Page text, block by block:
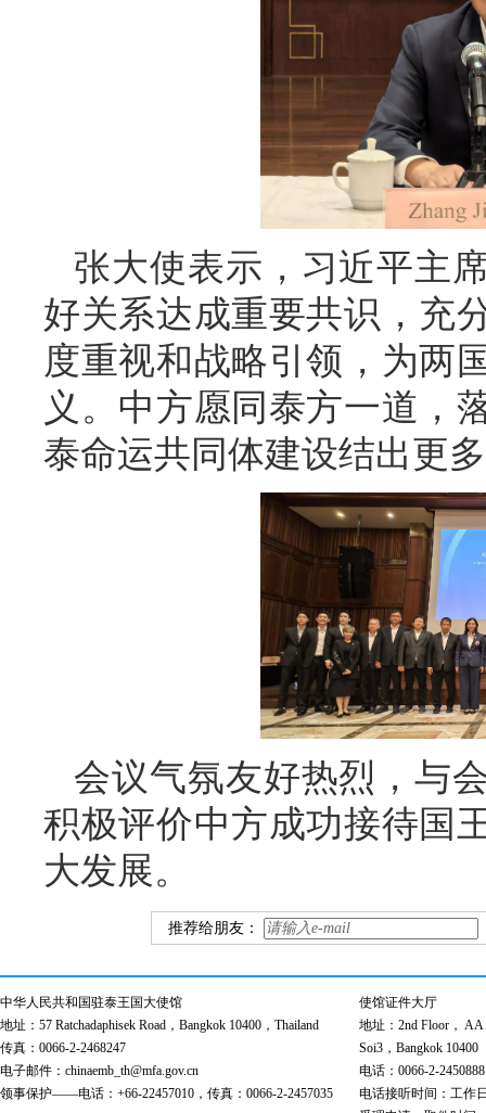
张大使表示，习近平主
好关系达成重要共识，充
度重视和战略引领，为两
义。中方愿同泰方一道，
泰命运共同体建设结出更
会议气氛友好热烈，与
积极评价中方成功接待国
大发展。
推荐给朋友：
中华人民共和国驻泰王国大使馆
地址：57 Ratchadaphisek Road，Bangkok 10400，Thailand
传真：0066-2-2468247
电子邮件：chinaemb_th@mfa.gov.cn
领事保护——电话：+66-22457010，传真：0066-2-2457035
使馆证件大厅
地址：2nd Floor， AA
Soi3，Bangkok 10400
电话：0066-2-
电话接听时间：工作